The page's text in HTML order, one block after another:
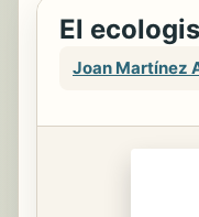
El
Joan Martínez